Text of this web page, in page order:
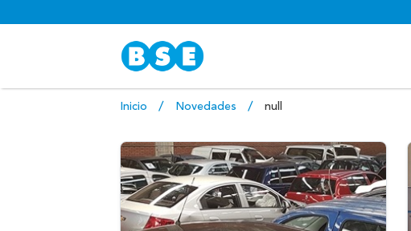
Inicio Novedades null